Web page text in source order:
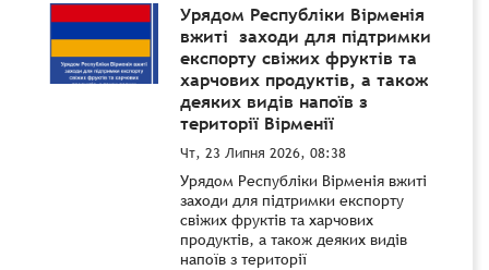
Урядом Республіки Вірменія
вжиті заходи для підтримки
експорту свіжих фруктів та
харчових продуктів, а також
деяких видів напоїв з
території Вірменії
Чт, 23 Липня 2026, 08:38
Урядом Республіки Вірменія вжиті
заходи для підтримки експорту
свіжих фруктів та харчових
продуктів, а також деяких видів
напоїв з території